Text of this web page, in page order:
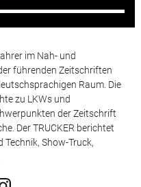
im Nah- und
führenden Zeitschriften
Raum. Die
zu LKWs und
der Zeitschrift
Der TRUCKER berichtet
Technik, Show-Truck,